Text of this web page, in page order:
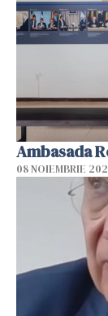
Ambasada
08 NOIEMBRIE